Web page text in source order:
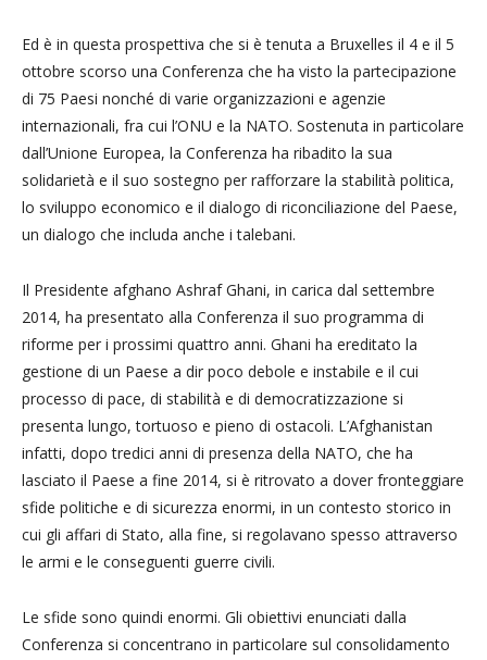
Ed è in questa prospettiva che si è tenuta a Bruxelles il 4 e il 5
ottobre scorso una Conferenza che ha visto la partecipazione
di 75 Paesi nonché di varie organizzazioni e agenzie
internazionali, fra cui l’ONU e la NATO. Sostenuta in particolare
dall’Unione Europea, la Conferenza ha ribadito la sua
solidarietà e il suo sostegno per rafforzare la stabilità politica,
lo sviluppo economico e il dialogo di riconciliazione del Paese,
un dialogo che includa anche i talebani.
Il Presidente afghano Ashraf Ghani, in carica dal settembre
2014, ha presentato alla Conferenza il suo programma di
riforme per i prossimi quattro anni. Ghani ha ereditato la
gestione di un Paese a dir poco debole e instabile e il cui
processo di pace, di stabilità e di democratizzazione si
presenta lungo, tortuoso e pieno di ostacoli. L’Afghanistan
infatti, dopo tredici anni di presenza della NATO, che ha
lasciato il Paese a fine 2014, si è ritrovato a dover fronteggiare
sfide politiche e di sicurezza enormi, in un contesto storico in
cui gli affari di Stato, alla fine, si regolavano spesso attraverso
le armi e le conseguenti guerre civili.
Le sfide sono quindi enormi. Gli obiettivi enunciati dalla
Conferenza si concentrano in particolare sul consolidamento